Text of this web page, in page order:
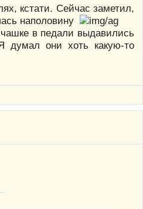
кстати. Сейчас заметил,
наполовину
в педали выдавились
думал они хоть какую-то